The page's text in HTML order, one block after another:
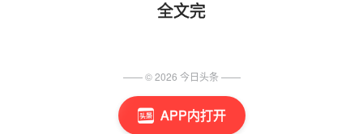
APP内打开
全文完
—— ©2026 今日头条 ——